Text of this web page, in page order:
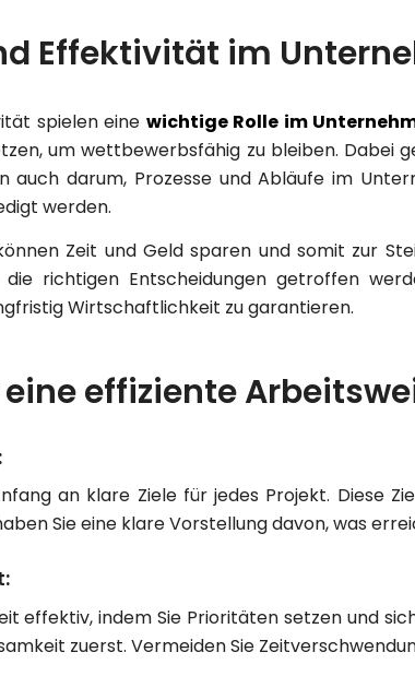
Effektivität im
spielen eine wichtige Rolle im
um wettbewerbsfähig zu bleiben. Dabei
auch darum, Prozesse und Abläufe im
werden.
Zeit und Geld sparen und somit zur
richtigen Entscheidungen getroffen
Wirtschaftlichkeit zu garantieren.
eine effiziente
an klare Ziele für jedes Projekt. Diese
Sie eine klare Vorstellung davon, was
effektiv, indem Sie Prioritäten setzen und
zuerst. Vermeiden Sie